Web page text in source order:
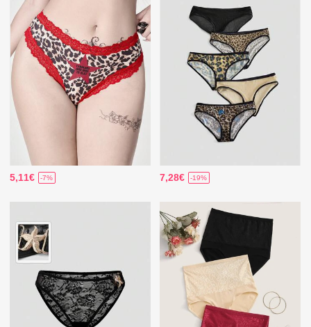
5,11€ -7% 7,28€ -19%